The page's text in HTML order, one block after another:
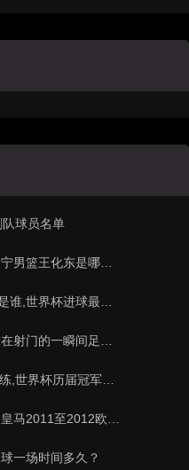
球员名单
王化东是哪里人？
进球最多的球员是谁？
足球的速度有多快？？
杯历届冠军球队教练
至2012欧冠赛程&nbs
一场时间多久？